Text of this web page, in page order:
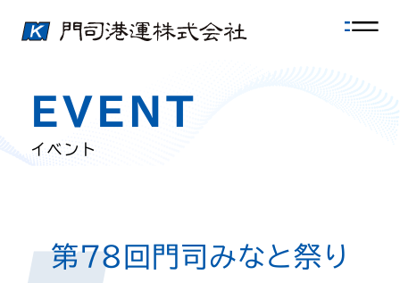
EVENT
イベント
第78回門司みなと祭り